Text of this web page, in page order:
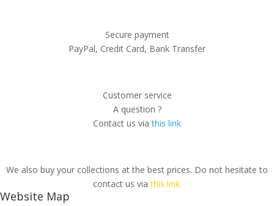
Secure payment
PayPal, Credit Card, Bank Transfer
Customer service
A question ?
Contact us viathis link
We also buy your collections at the best prices. Do not hesitate to
contact us viathis link.
Website Map